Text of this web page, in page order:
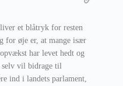
et blåtryk for resten
for øje er, at mange især
har levet hedt og
selv vil bidrage til
ind i landets parlament,